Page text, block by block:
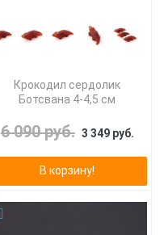
Крокодил сердолик
Ботсвана 4-4,5 см
6 090 руб. 3 349 руб.
В корзину!